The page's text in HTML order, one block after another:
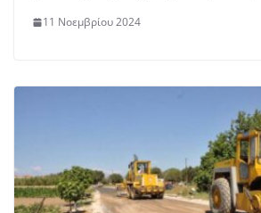
11 Νοεμβρίου 2024